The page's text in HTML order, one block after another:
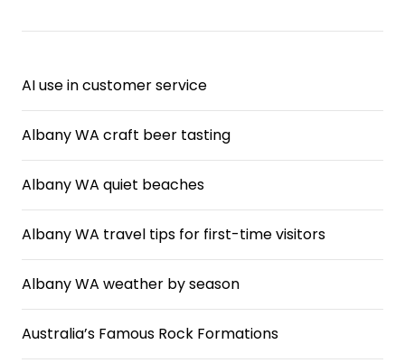
AI use in customer service
Albany WA craft beer tasting
Albany WA quiet beaches
Albany WA travel tips for first-time visitors
Albany WA weather by season
Australia’s Famous Rock Formations